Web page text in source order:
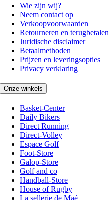
Wie zijn wij?
Neem contact op
Verkoopvoorwaarden
Retourneren en terugbetalen
Juridische disclaimer
Betaalmethoden
Prijzen en leveringsopties
Privacy verklaring
Onze winkels
Basket-Center
Daily Bikers
Direct Running
Direct-Volley
Espace Golf
Foot-Store
Galop-Store
Golf and co
Handball-Store
House of Rugby